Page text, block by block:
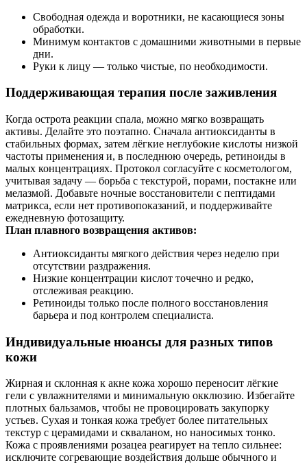
Свободная одежда и воротники, не касающиеся зоны
обработки.
Минимум контактов с домашними животными в первые
дни.
Руки к лицу — только чистые, по необходимости.
Поддерживающая терапия после заживления
Когда острота реакции спала, можно мягко возвращать
активы. Делайте это поэтапно. Сначала антиоксиданты в
стабильных формах, затем лёгкие неглубокие кислоты низкой
частоты применения и, в последнюю очередь, ретиноиды в
малых концентрациях. Протокол согласуйте с косметологом,
учитывая задачу — борьба с текстурой, порами, постакне или
мелазмой. Добавьте ночные восстановители с пептидами
матрикса, если нет противопоказаний, и поддерживайте
ежедневную фотозащиту.
План плавного возвращения активов:
Антиоксиданты мягкого действия через неделю при
отсутствии раздражения.
Низкие концентрации кислот точечно и редко,
отслеживая реакцию.
Ретиноиды только после полного восстановления
барьера и под контролем специалиста.
Индивидуальные нюансы для разных типов
кожи
Жирная и склонная к акне кожа хорошо переносит лёгкие
гели с увлажнителями и минимальную окклюзию. Избегайте
плотных бальзамов, чтобы не провоцировать закупорку
устьев. Сухая и тонкая кожа требует более питательных
текстур с церамидами и скваланом, но наносимых тонко.
Кожа с проявлениями розацеа реагирует на тепло сильнее:
исключите согревающие воздействия дольше обычного и